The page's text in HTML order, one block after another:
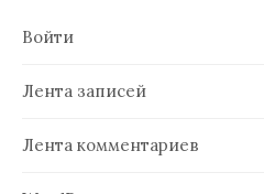
Войти
Лента записей
Лента комментариев